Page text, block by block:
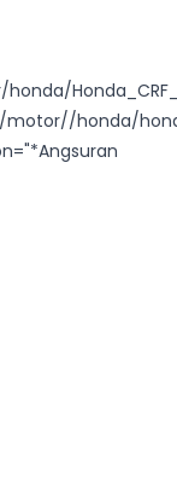
motor//honda/